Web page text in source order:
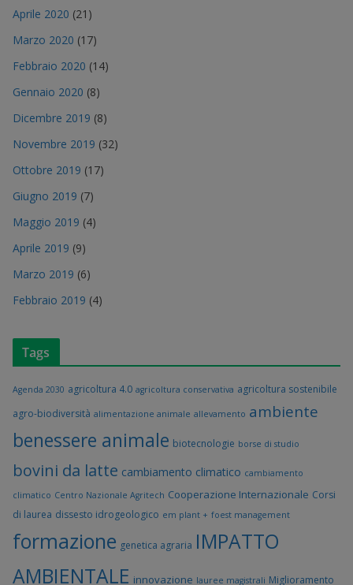
Aprile 2020 (21)
Marzo 2020 (17)
Febbraio 2020 (14)
Gennaio 2020 (8)
Dicembre 2019 (8)
Novembre 2019 (32)
Ottobre 2019 (17)
Giugno 2019 (7)
Maggio 2019 (4)
Aprile 2019 (9)
Marzo 2019 (6)
Febbraio 2019 (4)
Tags
Agenda 2030 agricoltura 4.0 agricoltura conservativa agricoltura sostenibile
agro-biodiversità alimentazione animale allevamento ambiente
benessere animale biotecnologie borse di studio
bovini da latte cambiamento climatico cambiamento
climatico Centro Nazionale Agritech Cooperazione Internazionale Corsi
di laurea dissesto idrogeologico em plant + foest management
formazione genetica agraria IMPATTO
AMBIENTALE innovazione lauree magistrali Miglioramento